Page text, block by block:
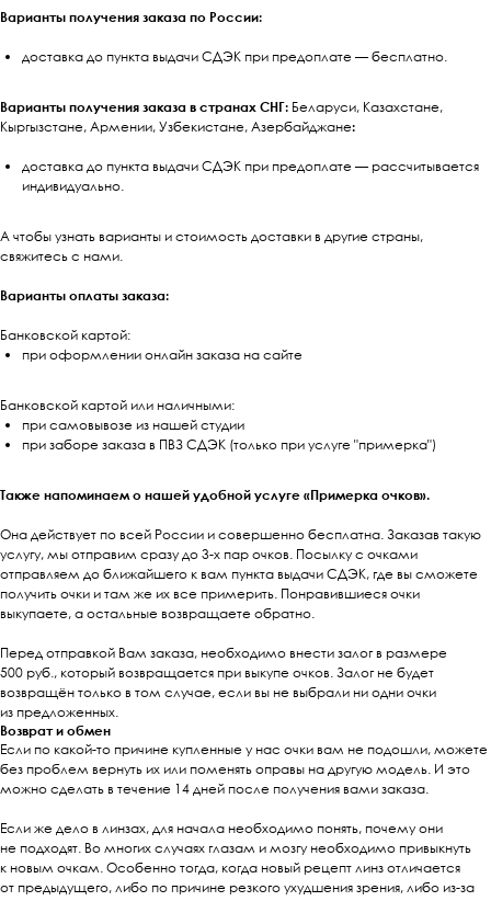
Варианты получения заказа по России:
доставка до пункта выдачи СДЭК при предоплате — бесплатно.
Варианты получения заказа в странах СНГ: Беларуси, Казахстане,
Кыргызстане, Армении, Узбекистане, Азербайджане:
доставка до пункта выдачи СДЭК при предоплате — рассчитывается
индивидуально.
А чтобы узнать варианты и стоимость доставки в другие страны,
свяжитесь с нами.
Варианты оплаты заказа:
Банковской картой:
при оформлении онлайн заказа на сайте
Банковской картой или наличными:
при самовывозе из нашей студии
при заборе заказа в ПВЗ СДЭК (только при услуге "примерка")
Также напоминаем о нашей удобной услуге «Примерка очков».
Она действует по всей России и совершенно бесплатна. Заказав такую
услугу, мы отправим сразу до 3-х пар очков. Посылку с очками
отправляем до ближайшего к вам пункта выдачи СДЭК, где вы сможете
получить очки и там же их все примерить. Понравившиеся очки
выкупаете, а остальные возвращаете обратно.
Перед отправкой Вам заказа, необходимо внести залог в размере
500 руб., который возвращается при выкупе очков. Залог не будет
возвращён только в том случае, если вы не выбрали ни одни очки
из предложенных.
Возврат и обмен
Если по какой-то причине купленные у нас очки вам не подошли, можете
без проблем вернуть их или поменять оправы на другую модель. И это
можно сделать в течение 14 дней после получения вами заказа.
Если же дело в линзах, для начала необходимо понять, почему они
не подходят. Во многих случаях глазам и мозгу необходимо привыкнуть
к новым очкам. Особенно тогда, когда новый рецепт линз отличается
от предыдущего, либо по причине резкого ухудшения зрения, либо из-за